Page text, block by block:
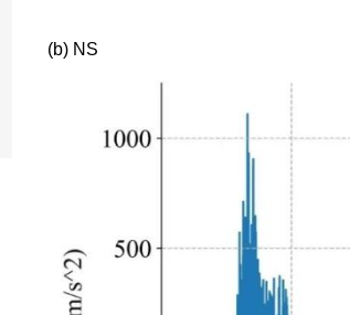
(b) NS